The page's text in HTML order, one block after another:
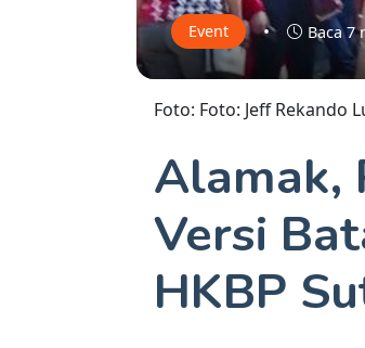
Event • Baca 7
Foto: Foto: Jeff Rekando
Alamak,
Versi
HKBP